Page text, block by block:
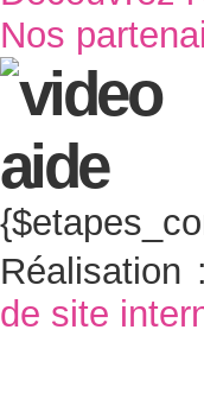
Nos
Réalisation :
de site